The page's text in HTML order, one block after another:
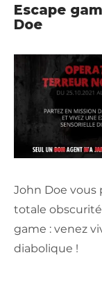
Escape
Doe
John Doe vous
totale
game : venez
diabolique !